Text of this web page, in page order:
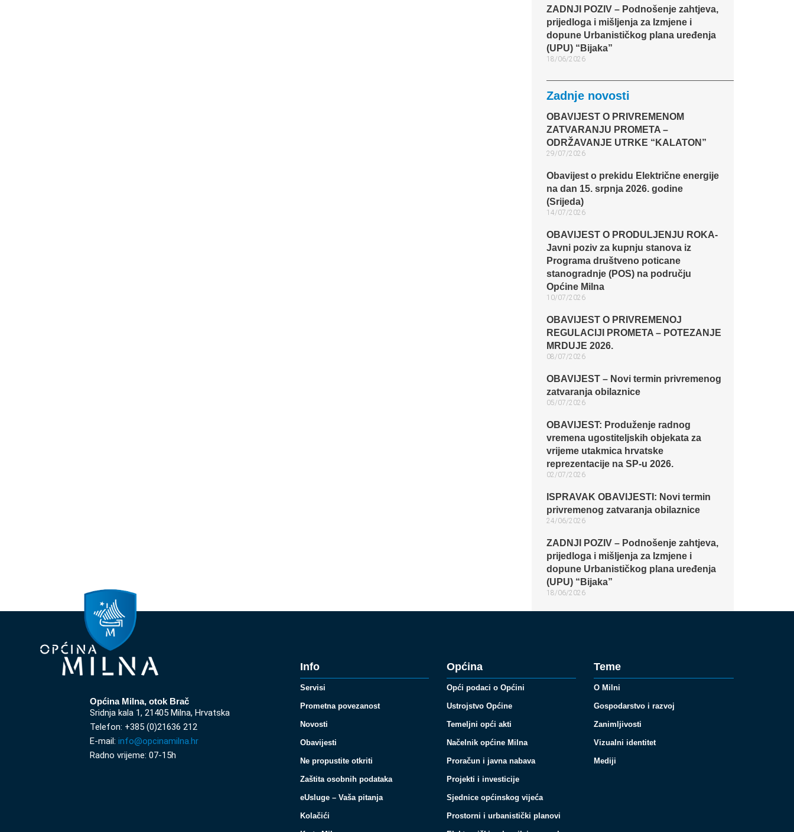
ZADNJI POZIV – Podnošenje zahtjeva,
prijedloga i mišljenja za Izmjene i
dopune Urbanističkog plana uređenja
(UPU) “Bijaka”
18/06/2026
Zadnje novosti
OBAVIJEST O PRIVREMENOM
ZATVARANJU PROMETA –
ODRŽAVANJE UTRKE “KALATON”
29/07/2026
Obavijest o prekidu Električne energije
na dan 15. srpnja 2026. godine
(Srijeda)
14/07/2026
OBAVIJEST O PRODULJENJU ROKA-
Javni poziv za kupnju stanova iz
Programa društveno poticane
stanogradnje (POS) na području
Općine Milna
10/07/2026
OBAVIJEST O PRIVREMENOJ
REGULACIJI PROMETA – POTEZANJE
MRDUJE 2026.
08/07/2026
OBAVIJEST – Novi termin privremenog
zatvaranja obilaznice​
05/07/2026
OBAVIJEST: Produženje radnog
vremena ugostiteljskih objekata za
vrijeme utakmica hrvatske
reprezentacije na SP-u 2026.
02/07/2026
ISPRAVAK OBAVIJESTI: Novi termin
privremenog zatvaranja obilaznice​
24/06/2026
ZADNJI POZIV – Podnošenje zahtjeva,
prijedloga i mišljenja za Izmjene i
dopune Urbanističkog plana uređenja
(UPU) “Bijaka”
18/06/2026
Općina Milna, otok Brač
Sridnja kala 1, 21405 Milna, Hrvatska
Telefon: +385 (0)21636 212
E-mail: info@opcinamilna.hr
Radno vrijeme: 07-15h
Info
Servisi
Prometna povezanost
Novosti
Obavijesti
Ne propustite otkriti
Zaštita osobnih podataka
eUsluge – Vaša pitanja
Kolačići
Općina
Opći podaci o Općini
Ustrojstvo Općine
Temeljni opći akti
Načelnik općine Milna
Proračun i javna nabava
Projekti i investicije
Sjednice općinskog vijeća
Prostorni i urbanistički planovi
Teme
O Milni
Gospodarstvo i razvoj
Zanimljivosti
Vizualni identitet
Mediji